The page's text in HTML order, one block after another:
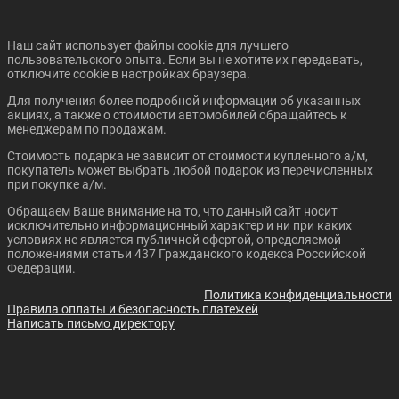
Цена от:
1 494 000 ₽
20 384 ₽/мес.
Цена от:
19 292 ₽/мес.
ZOTYE T600 UAZ PATRIOT
Наш сайт использует файлы cookie для лучшего
пользовательского опыта. Если вы не хотите их передавать,
отключите cookie в настройках браузера.
Для получения более подробной информации об указанных
акциях, а также о стоимости автомобилей обращайтесь к
менеджерам по продажам.
Стоимость подарка не зависит от стоимости купленного а/м,
покупатель может выбрать любой подарок из перечисленных
при покупке а/м.
Обращаем Ваше внимание на то, что данный сайт носит
исключительно информационный характер и ни при каких
условиях не является публичной офертой, определяемой
положениями статьи 437 Гражданского кодекса Российской
Федерации.
Политика конфиденциальности
Правила оплаты и безопасность платежей
Написать письмо директору